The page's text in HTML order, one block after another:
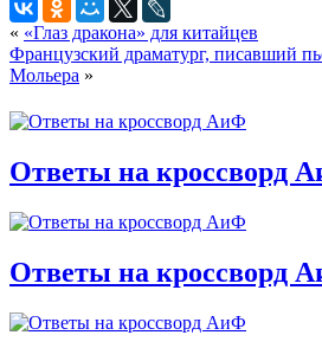
« «Глаз дракона» для китайцев
Французский драматург, писавший
Мольера »
Ответы на кроссворд
Ответы на кроссворд